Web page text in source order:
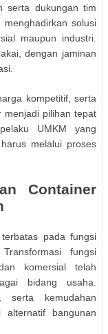
serta dukungan tim
solusi
maupun industri.
dengan jaminan
kompetitif, serta
menjadi pilihan tepat
UMKM yang
melalui proses
Container
pada fungsi
fungsi
komersial telah
bidang usaha.
serta kemudahan
alternatif bangunan